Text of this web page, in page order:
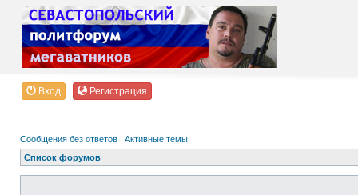
Вход Регистрация
Сообщения без ответов | Активные темы
Список форумов